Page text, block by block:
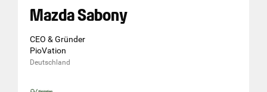
Mazda Sabony
CEO & Gründer
PioVation
Deutschland